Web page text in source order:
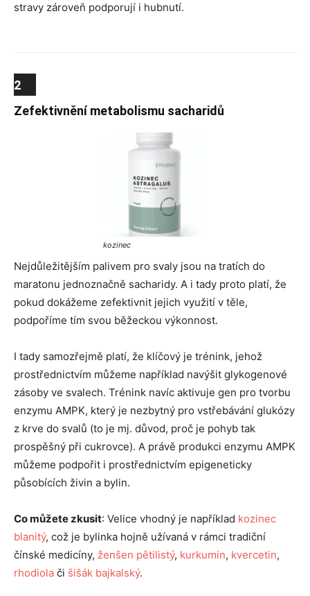
stravy zároveň podporují i hubnutí.
kozinec
2
Zefektivnění metabolismu sacharidů
Nejdůležitějším palivem pro svaly jsou na tratích do
maratonu jednoznačně sacharidy. A i tady proto platí, že
pokud dokážeme zefektivnit jejich využití v těle,
podpoříme tím svou běžeckou výkonnost.
I tady samozřejmě platí, že klíčový je trénink, jehož
prostřednictvím můžeme například navýšit glykogenové
zásoby ve svalech. Trénink navíc aktivuje gen pro tvorbu
enzymu AMPK, který je nezbytný pro vstřebávání glukózy
z krve do svalů (to je mj. důvod, proč je pohyb tak
prospěšný při cukrovce). A právě produkci enzymu AMPK
můžeme podpořit i prostřednictvím epigeneticky
působících živin a bylin.
Co můžete zkusit: Velice vhodný je například kozinec
blanitý, což je bylinka hojně užívaná v rámci tradiční
čínské medicíny, ženšen pětilistý, kurkumin, kvercetin,
rhodiola či šišák bajkalský.